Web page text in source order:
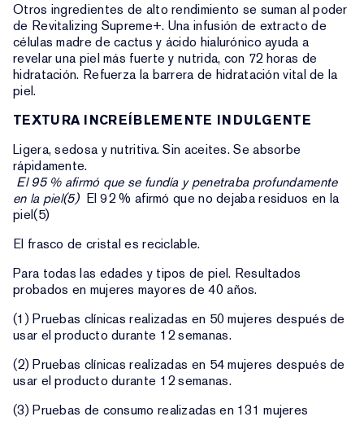
Otros ingredientes de alto rendimiento se suman al poder
de Revitalizing Supreme+. Una infusión de extracto de
células madre de cactus y ácido hialurónico ayuda a
revelar una piel más fuerte y nutrida, con 72 horas de
hidratación. Refuerza la barrera de hidratación vital de la
piel.
TEXTURA INCREÍBLEMENTE INDULGENTE
Ligera, sedosa y nutritiva. Sin aceites. Se absorbe
rápidamente.
El 95 % afirmó que se fundía y penetraba profundamente
en la piel(5) El 92 % afirmó que no dejaba residuos en la
piel(5)
El frasco de cristal es reciclable.
Para todas las edades y tipos de piel. Resultados
probados en mujeres mayores de 40 años.
(1) Pruebas clínicas realizadas en 50 mujeres después de
usar el producto durante 12 semanas.
(2) Pruebas clínicas realizadas en 54 mujeres después de
usar el producto durante 12 semanas.
(3) Pruebas de consumo realizadas en 131 mujeres